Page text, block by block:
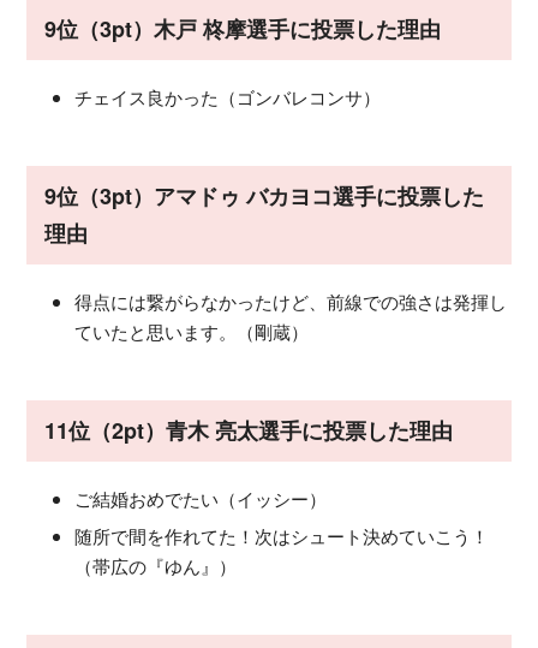
9位（3pt）木戸 柊摩選手に投票した理由
チェイス良かった（ゴンバレコンサ）
9位（3pt）アマドゥ バカヨコ選手に投票した
理由
得点には繋がらなかったけど、前線での強さは発揮し
ていたと思います。（剛蔵）
11位（2pt）青木 亮太選手に投票した理由
ご結婚おめでたい（イッシー）
随所で間を作れてた！次はシュート決めていこう！
（帯広の『ゆん』）